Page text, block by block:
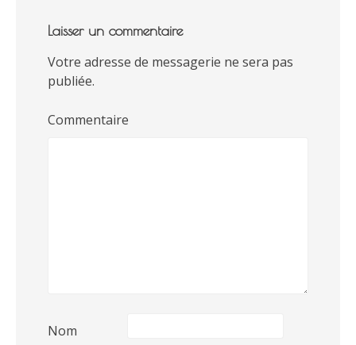
Laisser un commentaire
Votre adresse de messagerie ne sera pas
publiée.
Commentaire
Nom